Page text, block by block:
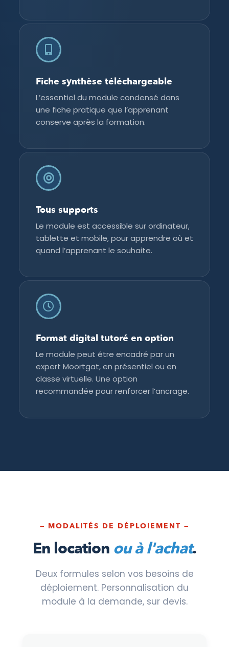
Fiche synthèse téléchargeable
L’essentiel du module condensé dans
une fiche pratique que l’apprenant
conserve après la formation.
Tous supports
Le module est accessible sur ordinateur,
tablette et mobile, pour apprendre où et
quand l’apprenant le souhaite.
Format digital tutoré en option
Le module peut être encadré par un
expert Moortgat, en présentiel ou en
classe virtuelle. Une option
recommandée pour renforcer l’ancrage.
— MODALITÉS DE DÉPLOIEMENT —
En location ou à l'achat.
Deux formules selon vos besoins de
déploiement. Personnalisation du
module à la demande, sur devis.